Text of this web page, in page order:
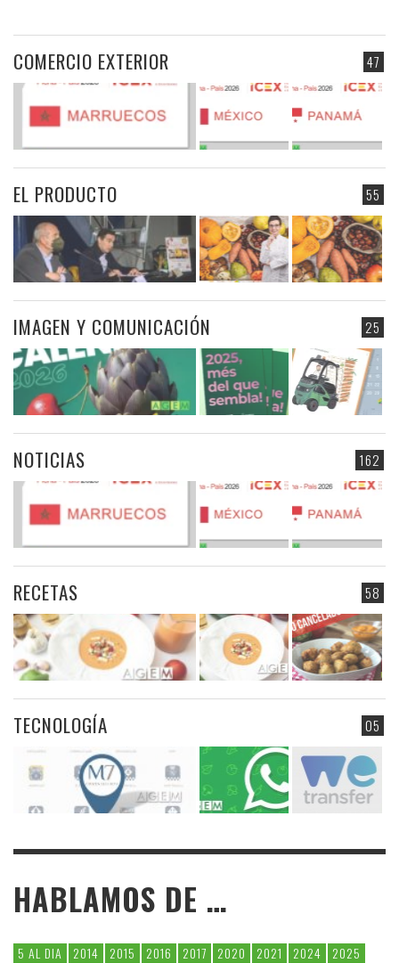
47
COMERCIO EXTERIOR
55
EL PRODUCTO
25
IMAGEN Y COMUNICACIÓN
162
NOTICIAS
58
RECETAS
05
TECNOLOGÍA
HABLAMOS DE …
5 AL DIA 2014 2015 2016 2017 2020 2021 2024
2025